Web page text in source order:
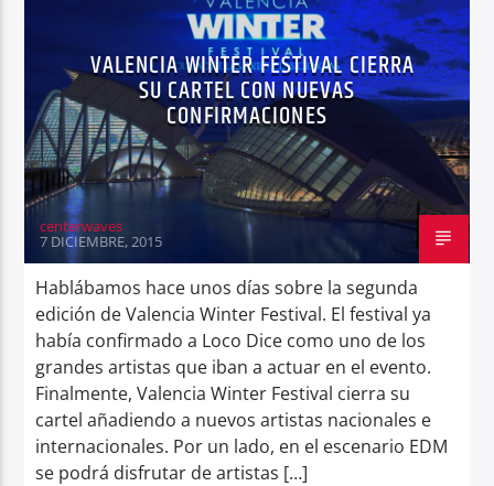
VALENCIA WINTER FESTIVAL CIERRA
SU CARTEL CON NUEVAS
CONFIRMACIONES
centerwaves
7 DICIEMBRE, 2015
Hablábamos hace unos días sobre la segunda
edición de Valencia Winter Festival. El festival ya
había confirmado a Loco Dice como uno de los
grandes artistas que iban a actuar en el evento.
Finalmente, Valencia Winter Festival cierra su
cartel añadiendo a nuevos artistas nacionales e
internacionales. Por un lado, en el escenario EDM
se podrá disfrutar de artistas […]